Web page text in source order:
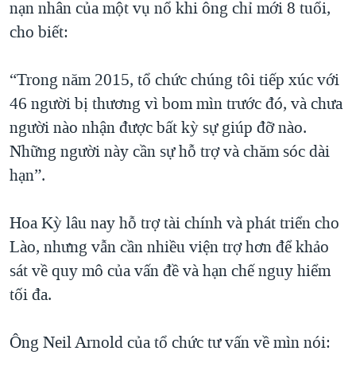
nạn nhân của một vụ nổ khi ông chỉ mới 8 tuổi,
cho biết:
“Trong năm 2015, tổ chức chúng tôi tiếp xúc với
46 người bị thương vì bom mìn trước đó, và chưa
người nào nhận được bất kỳ sự giúp đỡ nào.
Những người này cần sự hỗ trợ và chăm sóc dài
hạn”.
Hoa Kỳ lâu nay hỗ trợ tài chính và phát triển cho
Lào, nhưng vẫn cần nhiều viện trợ hơn để khảo
sát về quy mô của vấn đề và hạn chế nguy hiểm
tối đa.
Ông Neil Arnold của tổ chức tư vấn về mìn nói: